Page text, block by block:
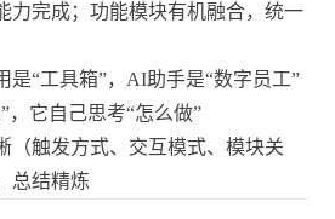
力完成；功能模块有机融合，统一
是“工具箱”，AI助手是“数字员工”
它自己思考“怎么做”
（触发方式、交互模式、模块关
总结精炼